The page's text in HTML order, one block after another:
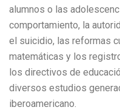
alumnos o las
comportamiento, la
el suicidio, las reformas
matemáticas y los
los directivos de
diversos estudios
iberoamericano.